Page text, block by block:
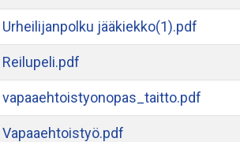
Urheilijanpolku jääkiekko(1).pdf
Reilupeli.pdf
vapaaehtoistyonopas_taitto.pdf
Vapaaehtoistyö.pdf